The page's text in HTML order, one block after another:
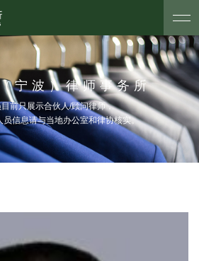
宁波）律师事务所
前只展示合伙人/顾问律师，
员信息请与当地办公室和律协核实。